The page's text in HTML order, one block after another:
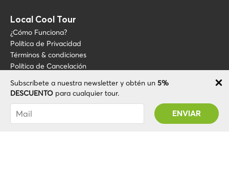
Subscríbete a nuestra newsletter y obtén un 5%
DESCUENTO para cualquier tour.
Has sido suscrito con éxito! Recibirás tu código
de promoción después de validar tu cuenta
Local Cool Tour
¿Cómo Funciona?
Política de Privacidad
Términos & condiciones
Política de Cancelación
Blog
Sobre LCT
FAQ
Conviértete en guía
+34 675 176 220